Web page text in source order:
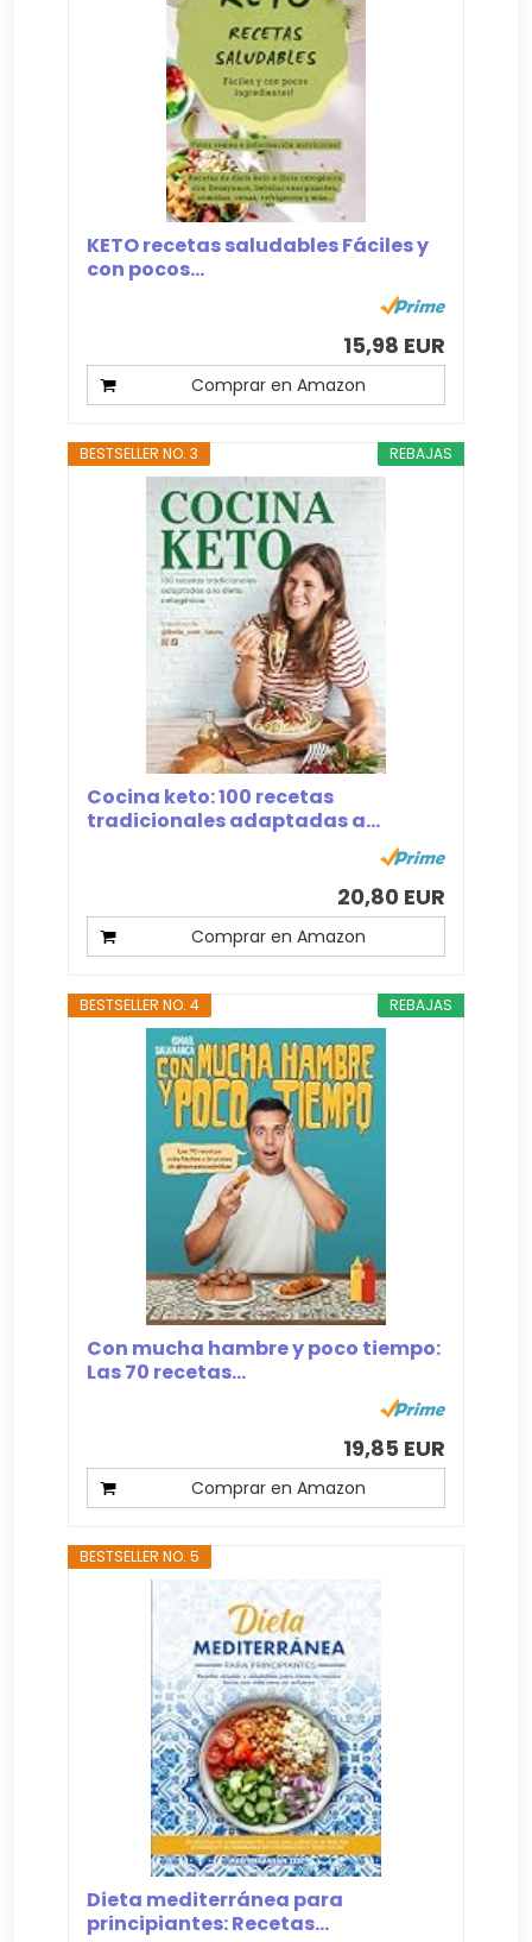
KETO recetas saludables Fáciles y
con pocos...
15,98 EUR
Comprar en Amazon
REBAJAS
BESTSELLER NO. 3
Cocina keto: 100 recetas
tradicionales adaptadas a...
20,80 EUR
Comprar en Amazon
REBAJAS
BESTSELLER NO. 4
Con mucha hambre y poco tiempo:
Las 70 recetas...
19,85 EUR
Comprar en Amazon
BESTSELLER NO. 5
Dieta mediterránea para
principiantes: Recetas...